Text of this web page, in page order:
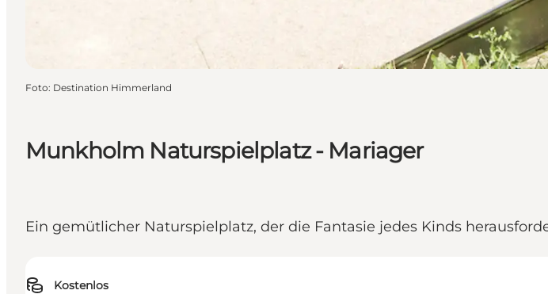
Munkholm Naturspielplatz - Mariager
Ein gemütlicher Naturspielplatz, der die Fantasie jedes Kinds
Kostenlos
Foto: Destination Himmerland